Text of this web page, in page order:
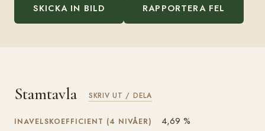
SKICKA IN BILD RAPPORTERA FEL
Stamtavla SKRIV UT / DELA
INAVELSKOEFFICIENT (4 NIVÅER) 4,69 %